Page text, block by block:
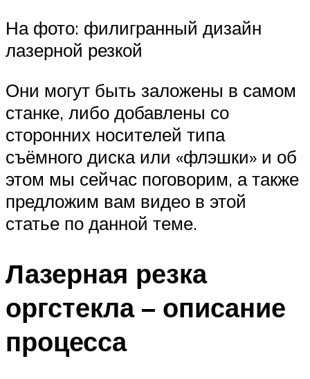
На фото: филигранный дизайн
лазерной резкой
Они могут быть заложены в самом
станке, либо добавлены со
сторонних носителей типа
съёмного диска или «флэшки» и об
этом мы сейчас поговорим, а также
предложим вам видео в этой
статье по данной теме.
Лазерная резка
оргстекла – описание
процесса